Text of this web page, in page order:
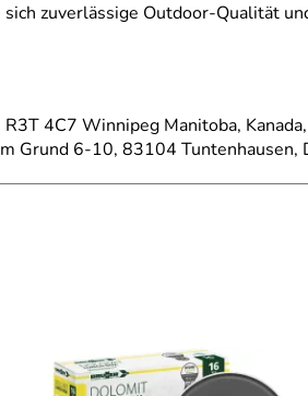
zuverlässige Outdoor-Qualität
4C7 Winnipeg Manitoba,
Grund 6-10, 83104 Tuntenhausen,
Outdoorkaffee